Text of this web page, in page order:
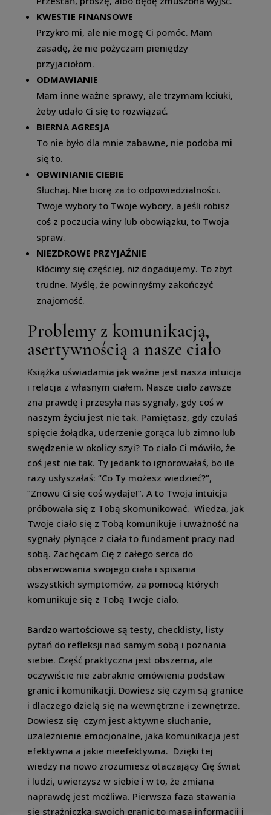
KWESTIE FINANSOWE
Przykro mi, ale nie mogę Ci pomóc. Mam
zasadę, że nie pożyczam pieniędzy
przyjaciołom.
ODMAWIANIE
Mam inne ważne sprawy, ale trzymam kciuki,
żeby udało Ci się to rozwiązać.
BIERNA AGRESJA
To nie było dla mnie zabawne, nie podoba mi
się to.
OBWINIANIE CIEBIE
Słuchaj. Nie biorę za to odpowiedzialności.
Twoje wybory to Twoje wybory, a jeśli robisz
coś z poczucia winy lub obowiązku, to Twoja
spraw.
NIEZDROWE PRZYJAŹNIE
Kłócimy się częściej, niż dogadujemy. To zbyt
trudne. Myślę, że powinnyśmy zakończyć
znajomość.
Problemy z komunikacją,
asertywnością a nasze ciało
Książka uświadamia jak ważne jest nasza intuicja
i relacja z własnym ciałem. Nasze ciało zawsze
zna prawdę i przesyła nas sygnały, gdy coś w
naszym życiu jest nie tak. Pamiętasz, gdy czułaś
spięcie żołądka, uderzenie gorąca lub zimno lub
swędzenie w okolicy szyi? To ciało Ci mówiło, że
coś jest nie tak. Ty jedank to ignorowałaś, bo ile
razy usłyszałaś: “Co Ty możesz wiedzieć?”,
“Znowu Ci się coś wydaje!”. A to Twoja intuicja
próbowała się z Tobą skomunikować. Wiedza, jak
Twoje ciało się z Tobą komunikuje i uważność na
sygnały płynące z ciała to fundament pracy nad
sobą. Zachęcam Cię z całego serca do
obserwowania swojego ciała i spisania
wszystkich symptomów, za pomocą których
komunikuje się z Tobą Twoje ciało.
Bardzo wartościowe są testy, checklisty, listy
pytań do refleksji nad samym sobą i poznania
siebie. Część praktyczna jest obszerna, ale
oczywiście nie zabraknie omówienia podstaw
granic i komunikacji. Dowiesz się czym są granice
i dlaczego dzielą się na wewnętrzne i zewnętrze.
Dowiesz się czym jest aktywne słuchanie,
uzależnienie emocjonalne, jaka komunikacja jest
efektywna a jakie nieefektywna. Dzięki tej
wiedzy na nowo zrozumiesz otaczający Cię świat
i ludzi, uwierzysz w siebie i w to, że zmiana
naprawdę jest możliwa. Pierwsza faza stawania
się strażniczką swoich granic to masa informacji i